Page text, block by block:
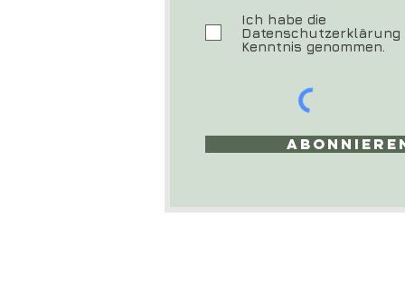
Ich habe die
Datenschutzerklärung
Kenntnis genommen.